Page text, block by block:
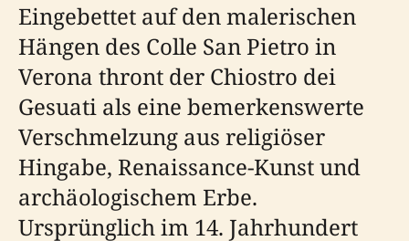
Eingebettet auf den malerischen
Hängen des Colle San Pietro in
Verona thront der Chiostro dei
Gesuati als eine bemerkenswerte
Verschmelzung aus religiöser
Hingabe, Renaissance-Kunst und
archäologischem Erbe.
Ursprünglich im 14. Jahrhundert